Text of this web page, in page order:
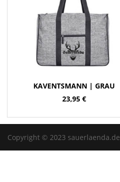
KAVENTSMANN | GRAU
23,95 €
Copyright © 2023 sauerlaenda.de